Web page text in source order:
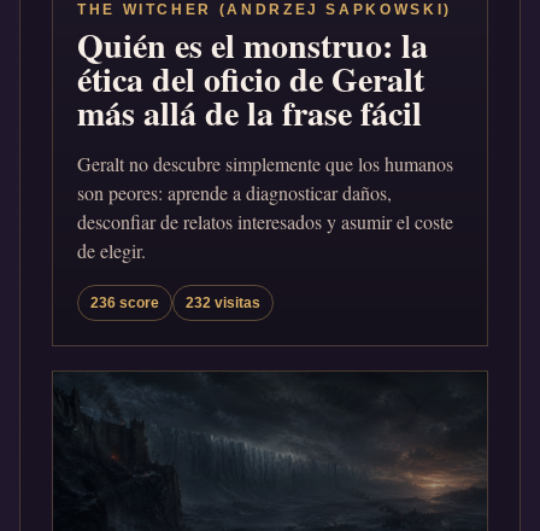
THE WITCHER (ANDRZEJ SAPKOWSKI)
Quién es el monstruo: la
ética del oficio de Geralt
más allá de la frase fácil
Geralt no descubre simplemente que los humanos
son peores: aprende a diagnosticar daños,
desconfiar de relatos interesados y asumir el coste
de elegir.
236 score 232 visitas